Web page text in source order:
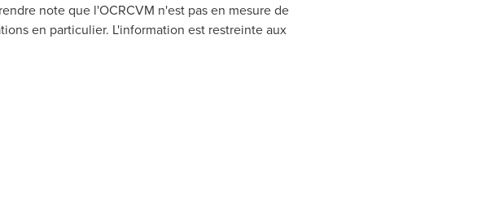
note que l'OCRCVM n'est pas en mesure de
en particulier. L'information est restreinte aux